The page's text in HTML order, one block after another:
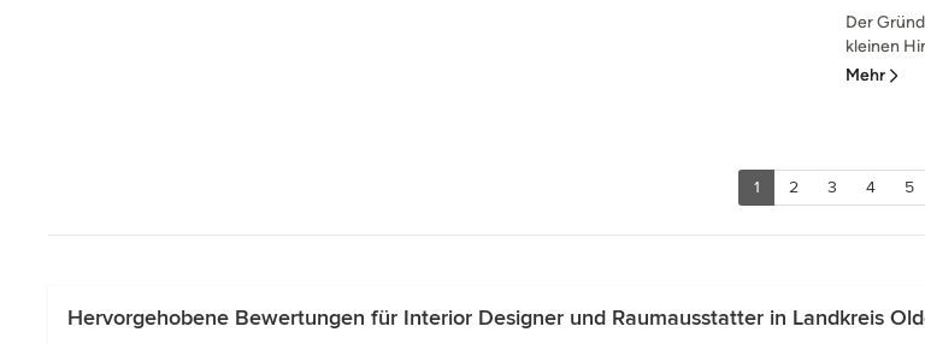
Der
kleinen
Mehr
1 2 3 4 5
Hervorgehobene Bewertungen für Interior Designer und Raumausstatter in Landkreis